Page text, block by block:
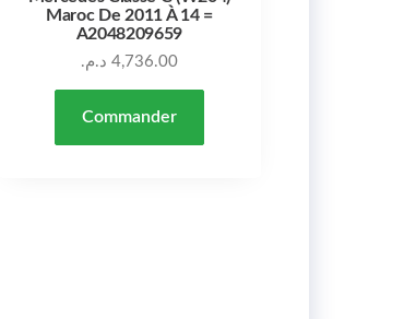
Maroc De 2011 À 14 =
A2048209659
4,736.00 د.م.
Commander